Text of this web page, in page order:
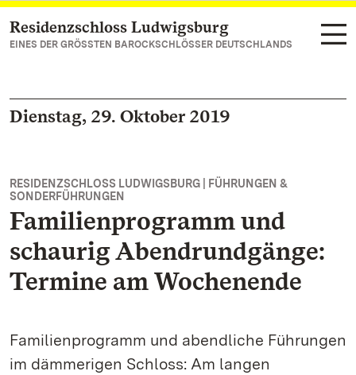
Zum Hauptinhalt springen
Residenzschloss Ludwigsburg
EINES DER GRÖSSTEN BAROCKSCHLÖSSER DEUTSCHLANDS
Dienstag, 29. Oktober 2019
RESIDENZSCHLOSS LUDWIGSBURG | FÜHRUNGEN &
SONDERFÜHRUNGEN
Familienprogramm und
schaurig Abendrundgänge:
Termine am Wochenende
Familienprogramm und abendliche Führungen
im dämmerigen Schloss: Am langen